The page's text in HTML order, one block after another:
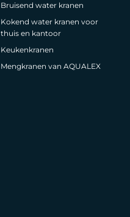
Bruisend water kranen
Kokend water kranen voor
thuis en kantoor
Keukenkranen
Mengkranen van AQUALEX